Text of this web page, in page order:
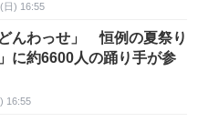
日) 16:55
んわっせ」 恒例の夏祭り
に約6600人の踊り手が参
16:55